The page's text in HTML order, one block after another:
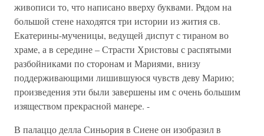
живописи то, что написано вверху буквами. Рядом на
большой стене находятся три истории из жития св.
Екатерины-мученицы, ведущей диспут с тираном во
храме, а в середине – Страсти Христовы с распятыми
разбойниками по сторонам и Мариями, внизу
поддерживающими лишившуюся чувств деву Марию;
произведения эти были завершены им с очень большим
изяществом прекрасной манере. -
В палаццо делла Синьория в Сиене он изобразил в